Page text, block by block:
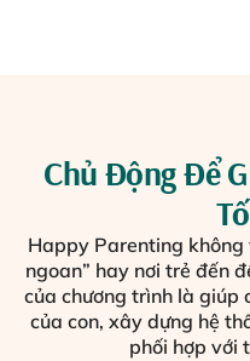
Chủ Động Để
Happy Parenting không
ngoan” hay nơi trẻ đến
của chương trình là giúp
của con, xây dựng hệ
phối hợp với